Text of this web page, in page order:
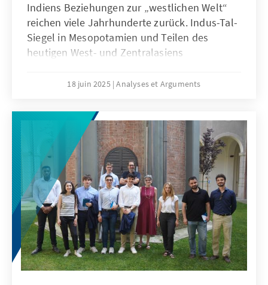
Indiens Beziehungen zur „westlichen Welt“
reichen viele Jahrhunderte zurück. Indus-Tal-
Siegel in Mesopotamien und Teilen des
heutigen West- und Zentralasiens
Verbindungen zwischen Indien und den
Jahrhunderten waren Indiens Beziehungen
zum Westen durch die Kolonialzeit geprägt.
Während die Briten große Teile des indischen
Subkontinents kontrollierten, behielten die
Franzosen, Niederländer und Portugiesen ihre
Einflussgebiete. Die Kolonialzeit hat Indiens
Sichtweise auf den Westen geprägt. Einerseits
waren die einfachen Inder dem Zorn der
westlichen Kolonialherrschaft ausgesetzt. Der
Unabhängigkeitskrieg von 1857 und der
langwierige Freiheitskampf unterstrichen die
18 juin 2025 Analyses et Arguments